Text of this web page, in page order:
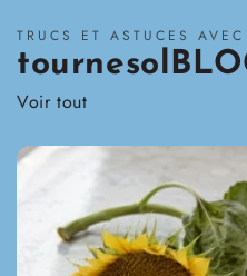
TRUCS ET ASTUCES
Voir tout